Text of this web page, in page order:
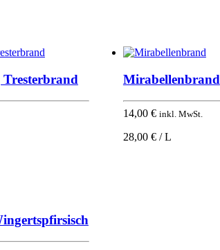
Mirabellenbrand
14,00 € inkl. MwSt.
28,00 € / L